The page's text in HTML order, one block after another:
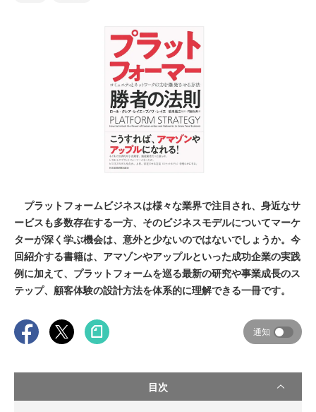
プラットフォームビジネスは様々な業界で注目され、身近なサ
ービスも多数存在する一方、そのビジネスモデルについてマーケ
ターが深く学ぶ機会は、意外と少ないのではないでしょうか。今
回紹介する書籍は、アマゾンやアップルといった成功企業の実践
例に加えて、プラットフォームを巡る最新の研究や事業成長のス
テップ、顧客体験の設計方法を体系的に理解できる一冊です。
通知
目次